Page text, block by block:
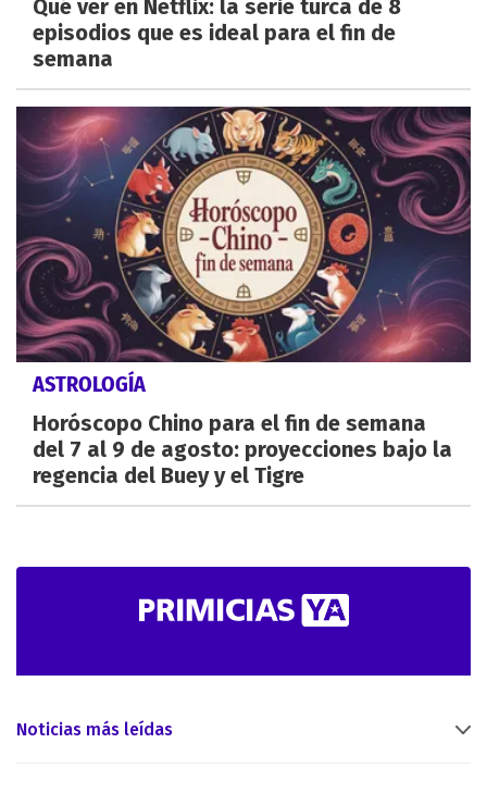
Qué ver en Netflix: la serie turca de 8
episodios que es ideal para el fin de
semana
ASTROLOGÍA
Horóscopo Chino para el fin de semana
del 7 al 9 de agosto: proyecciones bajo la
regencia del Buey y el Tigre
Noticias más leídas